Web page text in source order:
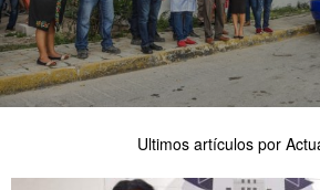
Ultimos artículos por